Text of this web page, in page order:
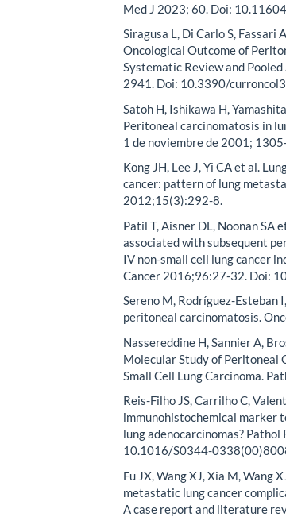
Med J 2023; 60. Doi:
Siragusa L, Di Carlo S,
Oncological Outcome of
Systematic Review and
2941. Doi: 10.3390/
Satoh H, Ishikawa H,
Peritoneal carcinomatosis in
1 de noviembre de 2001;
Kong JH, Lee J, Yi CA et al.
cancer: pattern of lung
2012;15(3):292-8.
Patil T, Aisner DL, Noonan SA
associated with subsequent
IV non-small cell lung cancer
Cancer 2016;96:27-32. Doi:
Sereno M, Rodríguez-Esteban
peritoneal carcinomatosis.
Nassereddine H, Sannier A,
Molecular Study of Peritoneal
Small Cell Lung Carcinoma.
Reis-Filho JS, Carrilho C,
immunohistochemical marker
lung adenocarcinomas?
10.1016/S0344-
Fu JX, Wang XJ, Xia M, Wang
metastatic lung cancer
A case report and literature